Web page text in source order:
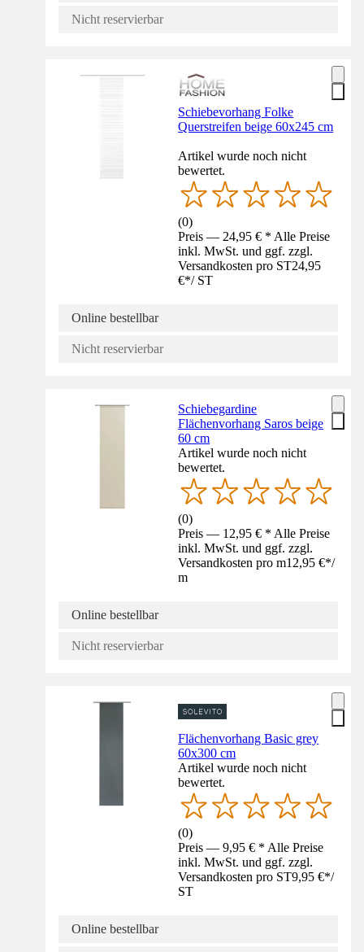
Nicht reservierbar
Schiebevorhang Folke
Querstreifen beige 60x245 cm
Artikel wurde noch nicht
bewertet.
(0)
Preis — 24,95 € * Alle Preise
inkl. MwSt. und ggf. zzgl.
Versandkosten pro ST24,95
€*/ ST
Online bestellbar
Nicht reservierbar
Schiebegardine
Flächenvorhang Saros beige
60 cm
Artikel wurde noch nicht
bewertet.
(0)
Preis — 12,95 € * Alle Preise
inkl. MwSt. und ggf. zzgl.
Versandkosten pro m12,95 €*/
m
Online bestellbar
Nicht reservierbar
Flächenvorhang Basic grey
60x300 cm
Artikel wurde noch nicht
bewertet.
(0)
Preis — 9,95 € * Alle Preise
inkl. MwSt. und ggf. zzgl.
Versandkosten pro ST9,95 €*/
ST
Online bestellbar